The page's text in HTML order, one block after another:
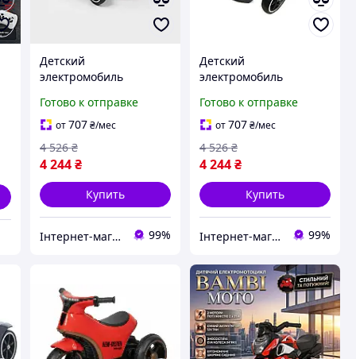
Детский
электромобиль
6V 4.5Ah до 6 км/ч M-
6072 Eco Koleso
86х54х48.5 см, до 50 кг,
красный
Готово к отправке
от707 ₴/мес
4 244 ₴
4 526 ₴
Купить
Інтернет-магазин TRINTA 99%
Детский
электромобиль
6V 4.5Ah до 6 км/ч M-
6072 Eco Koleso
86х54х48.5 см, до 50 кг,
белый
Готово к отправке
от707₴/мес
4 244₴
4 526 ₴
Купить
Інтернет-магазин TRINTA 99%